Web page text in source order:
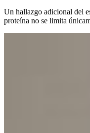
Un hallazgo adicional del
proteína no se limita